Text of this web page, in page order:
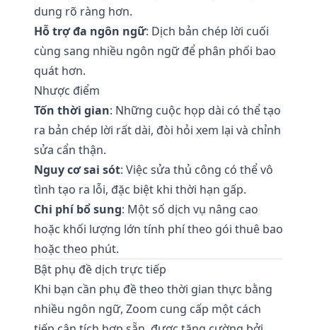
dung rõ ràng hơn.
Hỗ trợ đa ngôn ngữ: Dịch bản chép lời cuối
cùng sang nhiều ngôn ngữ để phân phối bao
quát hơn.
Nhược điểm
Tốn thời gian: Những cuộc họp dài có thể tạo
ra bản chép lời rất dài, đòi hỏi xem lại và chỉnh
sửa cẩn thận.
Nguy cơ sai sót: Việc sửa thủ công có thể vô
tình tạo ra lỗi, đặc biệt khi thời hạn gấp.
Chi phí bổ sung: Một số dịch vụ nâng cao
hoặc khối lượng lớn tính phí theo gói thuê bao
hoặc theo phút.
Bật phụ đề dịch trực tiếp
Khi bạn cần phụ đề theo thời gian thực bằng
nhiều ngôn ngữ, Zoom cung cấp một cách